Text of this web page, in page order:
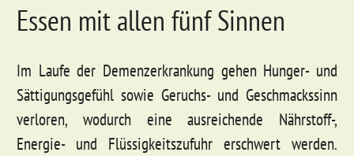
Essen mit allen fünf Sinnen
Im Laufe der Demenzerkrankung gehen Hunger- und
Sättigungsgefühl sowie Geruchs- und Geschmackssinn
verloren, wodurch eine ausreichende Nährstoff-,
Energie- und Flüssigkeitszufuhr erschwert werden.